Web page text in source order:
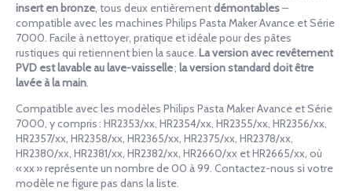
prix :
25,90€
à
31,80€
insert en bronze, tous deux entièrementdémontables–
compatible avec les machines Philips Pasta Maker Avance et Série
7000. Facile à nettoyer, pratique et idéale pour des pâtes
rustiques qui retiennent bien la sauce. La version avec revêtement
PVD est lavable au lave-vaisselle; la version standard doit être
lavée à la main.
Compatible avec les modèles Philips Pasta Maker Avance et Série
7000, y compris : HR2353/xx, HR2354/xx, HR2355/xx, HR2356/xx,
HR2357/xx, HR2358/xx, HR2365/xx, HR2375/xx, HR2378/xx,
HR2380/xx, HR2381/xx, HR2382/xx, HR2660/xx et HR2665/xx, où
« xx » représente un nombre de 00 à 99. Contactez-nous si votre
modèle ne figure pas dans la liste.